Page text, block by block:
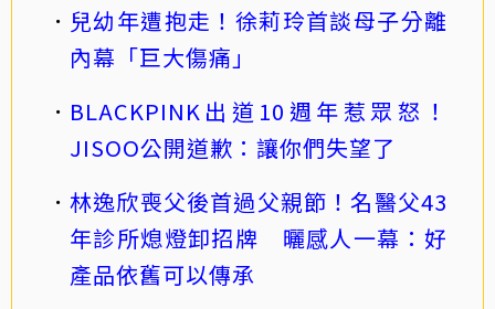
兒幼年遭抱走！徐莉玲首談母子分離
內幕「巨大傷痛」
BLACKPINK出道10週年惹眾怒！
JISOO公開道歉：讓你們失望了
林逸欣喪父後首過父親節！名醫父43
年診所熄燈卸招牌 曬感人一幕：好
產品依舊可以傳承